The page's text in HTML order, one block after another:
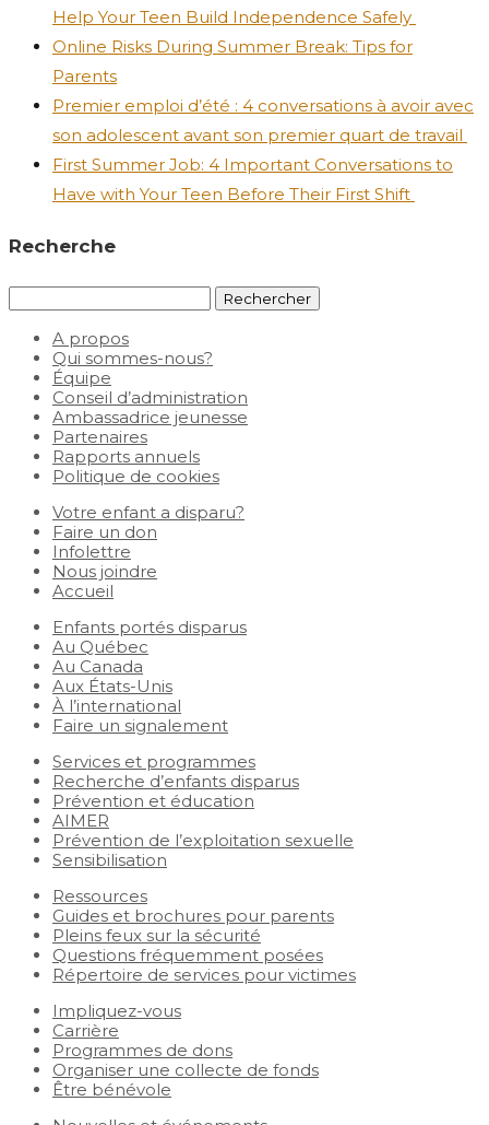
Help Your Teen Build Independence Safely
Online Risks During Summer Break: Tips for
Parents
Premier emploi d’été : 4 conversations à avoir avec
son adolescent avant son premier quart de travail
First Summer Job: 4 Important Conversations to
Have with Your Teen Before Their First Shift
Recherche
A propos
Qui sommes-nous?
Équipe
Conseil d’administration
Ambassadrice jeunesse
Partenaires
Rapports annuels
Politique de cookies
Votre enfant a disparu?
Faire un don
Infolettre
Nous joindre
Accueil
Enfants portés disparus
Au Québec
Au Canada
Aux États-Unis
À l’international
Faire un signalement
Services et programmes
Recherche d’enfants disparus
Prévention et éducation
AIMER
Prévention de l’exploitation sexuelle
Sensibilisation
Ressources
Guides et brochures pour parents
Pleins feux sur la sécurité
Questions fréquemment posées
Répertoire de services pour victimes
Impliquez-vous
Carrière
Programmes de dons
Organiser une collecte de fonds
Être bénévole